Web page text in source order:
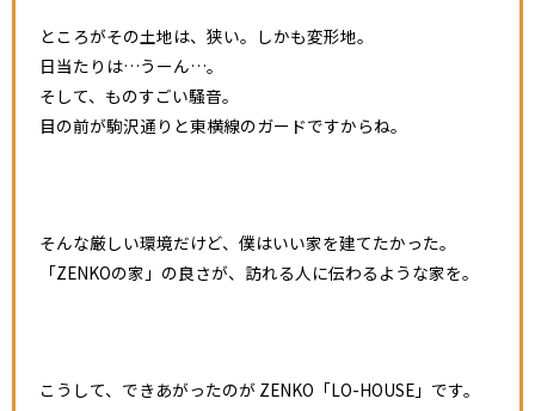
ところがその土地は、狭い。しかも変形地。
日当たりは…うーん…。
そして、ものすごい騒音。
目の前が駒沢通りと東横線のガードですからね。
そんな厳しい環境だけど、僕はいい家を建てたかった。
「ZENKOの家」の良さが、訪れる人に伝わるような家を。
こうして、できあがったのが ZENKO「LO-HOUSE」です。